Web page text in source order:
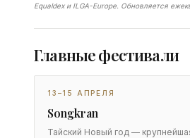
Equaldex и ILGA-Europe. Обновляется
Главные фестивали
13–15 АПРЕЛЯ
Songkran
Тайский Новый год —